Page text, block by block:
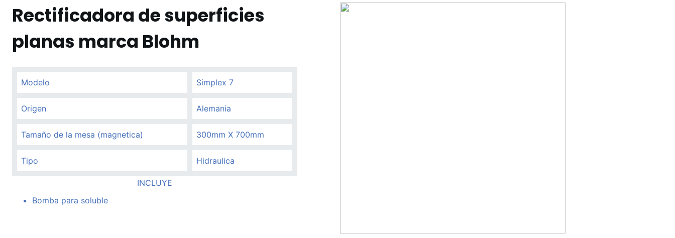
Rectificadora de superficies
planas marca Blohm
Modelo Simplex 7
Origen Alemania
Tamaño de la mesa (magnetica) 300mm X 700mm
Tipo Hidraulica
INCLUYE
Bomba para soluble